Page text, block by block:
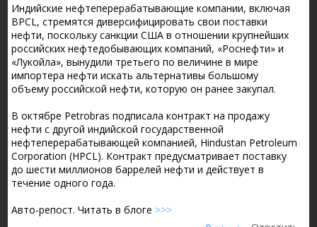
Индийские нефтеперерабатывающие компании, включая
BPCL, стремятся диверсифицировать свои поставки
нефти, поскольку санкции США в отношении крупнейших
российских нефтедобывающих компаний, «Роснефти» и
«Лукойла», вынудили третьего по величине в мире
импортера нефти искать альтернативы большому
объему российской нефти, которую он ранее закупал.
В октябре Petrobras подписала контракт на продажу
нефти с другой индийской государственной
нефтеперерабатывающей компанией, Hindustan Petroleum
Corporation (HPCL). Контракт предусматривает поставку
до шести миллионов баррелей нефти и действует в
течение одного года.
Авто-репост. Читать в блоге >>>